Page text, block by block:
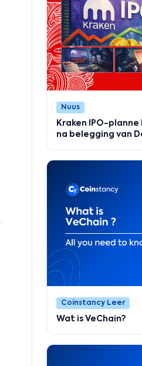
Nuus
Kraken IPO-
na belegging van
Coinstancy Leer
Wat is VeChain?